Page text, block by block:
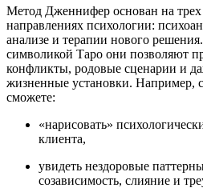
Метод Дженнифер основан на
направлениях психологии:
анализе и терапии нового
символикой Таро они позволяют
конфликты, родовые сценарии и
жизненные установки.
сможете:
«нарисовать»
клиента,
увидеть нездоровые
созависимость, слияние и